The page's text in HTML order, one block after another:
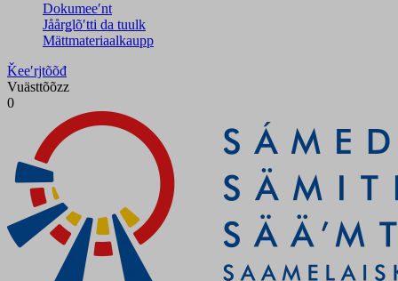
Dokumeeʹnt
Jåårǥlõʹtti da tuulk
Mättmateriaalkaupp
Ǩeeʹrjtõõđ
Vuästtõõzz
0